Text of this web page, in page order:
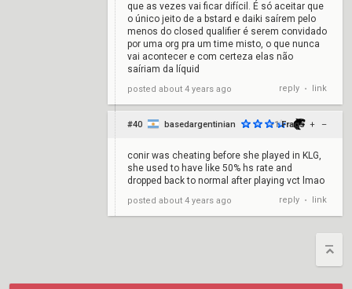
que as vezes vai ficar difícil. É só aceitar que
o único jeito de a bstard e daiki saírem pelo
menos do closed qualifier é serem convidado
por uma org pra um time misto, o que nunca
vai acontecer e com certeza elas não
saíriam da líquid
posted about 4 years ago reply • link
#40 basedargentinian -1 Frags + –
conir was cheating before she played in KLG,
she used to have like 50% hs rate and
dropped back to normal after playing vct lmao
posted about 4 years ago reply • link